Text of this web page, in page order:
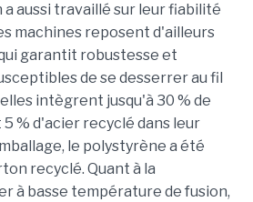
aussi travaillé sur leur fiabilité
machines reposent d'ailleurs
garantit robustesse et
de se desserrer au fil
intègrent jusqu'à 30 % de
% d'acier recyclé dans leur
le polystyrène a été
recyclé. Quant à la
à basse température de fusion,